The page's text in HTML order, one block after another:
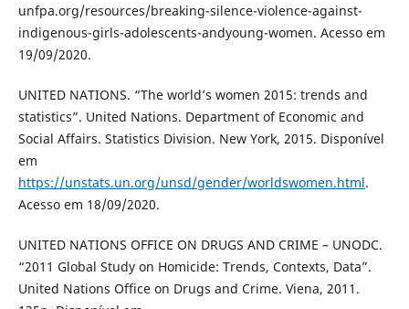
unfpa.org/resources/breaking-silence-violence-against-
indigenous-girls-adolescents-andyoung-women. Acesso em
19/09/2020.
UNITED NATIONS. “The world’s women 2015: trends and
statistics”. United Nations. Department of Economic and
Social Affairs. Statistics Division. New York, 2015. Disponível
em
https://unstats.un.org/unsd/gender/worldswomen.html.
Acesso em 18/09/2020.
UNITED NATIONS OFFICE ON DRUGS AND CRIME – UNODC.
“2011 Global Study on Homicide: Trends, Contexts, Data”.
United Nations Office on Drugs and Crime. Viena, 2011.